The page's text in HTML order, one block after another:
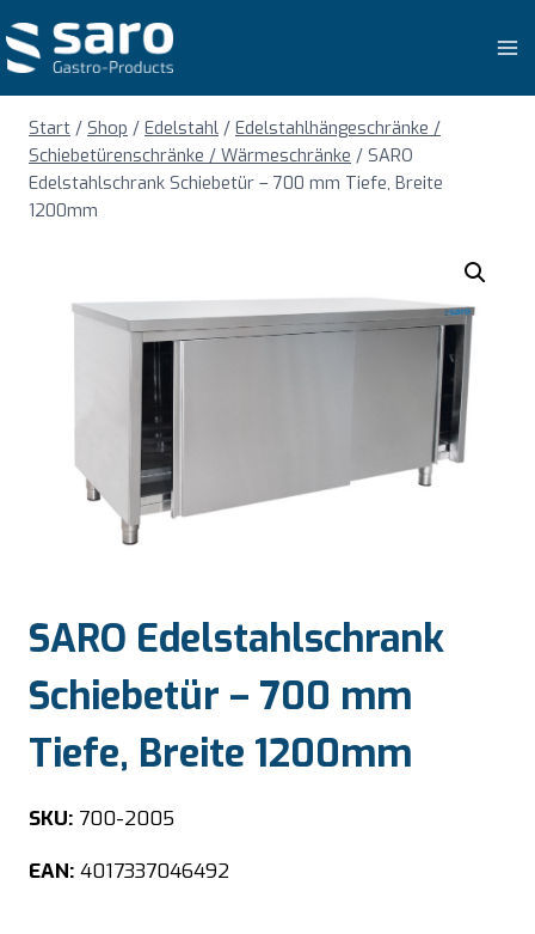
Inhalt
springen
Start / Shop / Edelstahl / Edelstahlhängeschränke /
Schiebetürenschränke / Wärmeschränke / SARO
Edelstahlschrank Schiebetür – 700 mm Tiefe, Breite
1200mm
SARO Edelstahlschrank
Schiebetür – 700 mm
Tiefe, Breite 1200mm
SKU: 700-2005
EAN: 4017337046492